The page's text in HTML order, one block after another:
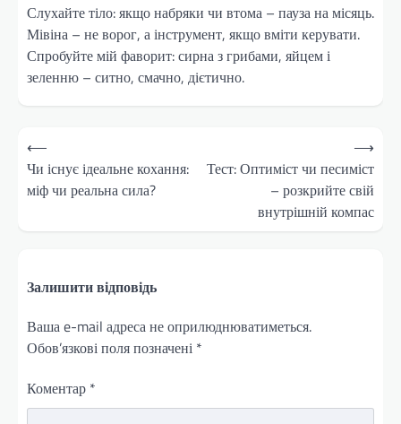
Слухайте тіло: якщо набряки чи втома – пауза на місяць.
Мівіна – не ворог, а інструмент, якщо вміти керувати.
Спробуйте мій фаворит: сирна з грибами, яйцем і
зеленню – ситно, смачно, дієтично.
Навігація
записів
⟵
Чи існує ідеальне кохання:
міф чи реальна сила?
Тест: Оптиміст чи песиміст
– розкрийте свій
внутрішній компас
⟶
Залишити відповідь
Ваша e-mail адреса не оприлюднюватиметься.
Обов’язкові поля позначені *
Коментар *